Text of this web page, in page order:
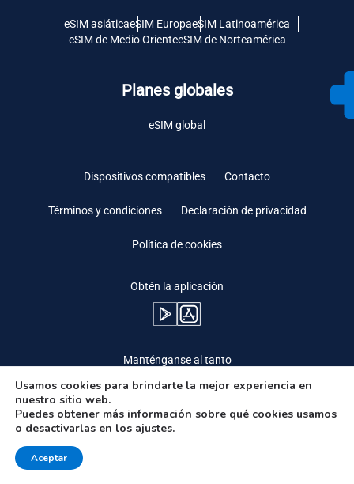
eSIM asiáticaeSIM EuropaeSIM Latinoamérica
eSIM de Medio OrienteeSIM de Norteamérica
Planes globales
eSIM global
Dispositivos compatibles Contacto
Términos y condiciones Declaración de privacidad
Política de cookies
Obtén la aplicación
Manténganse al tanto
Usamos cookies para brindarte la mejor experiencia en
nuestro sitio web.
Puedes obtener más información sobre qué cookies usamos
o desactivarlas en los ajustes.
Aceptar